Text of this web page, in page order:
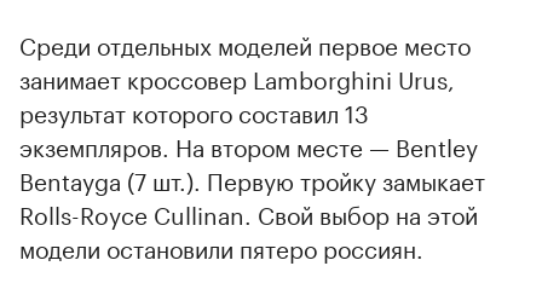
Среди отдельных моделей первое место
занимает кроссовер Lamborghini Urus,
результат которого составил 13
экземпляров. На втором месте — Bentley
Bentayga (7 шт.). Первую тройку замыкает
Rolls-Royce Cullinan. Свой выбор на этой
модели остановили пятеро россиян.